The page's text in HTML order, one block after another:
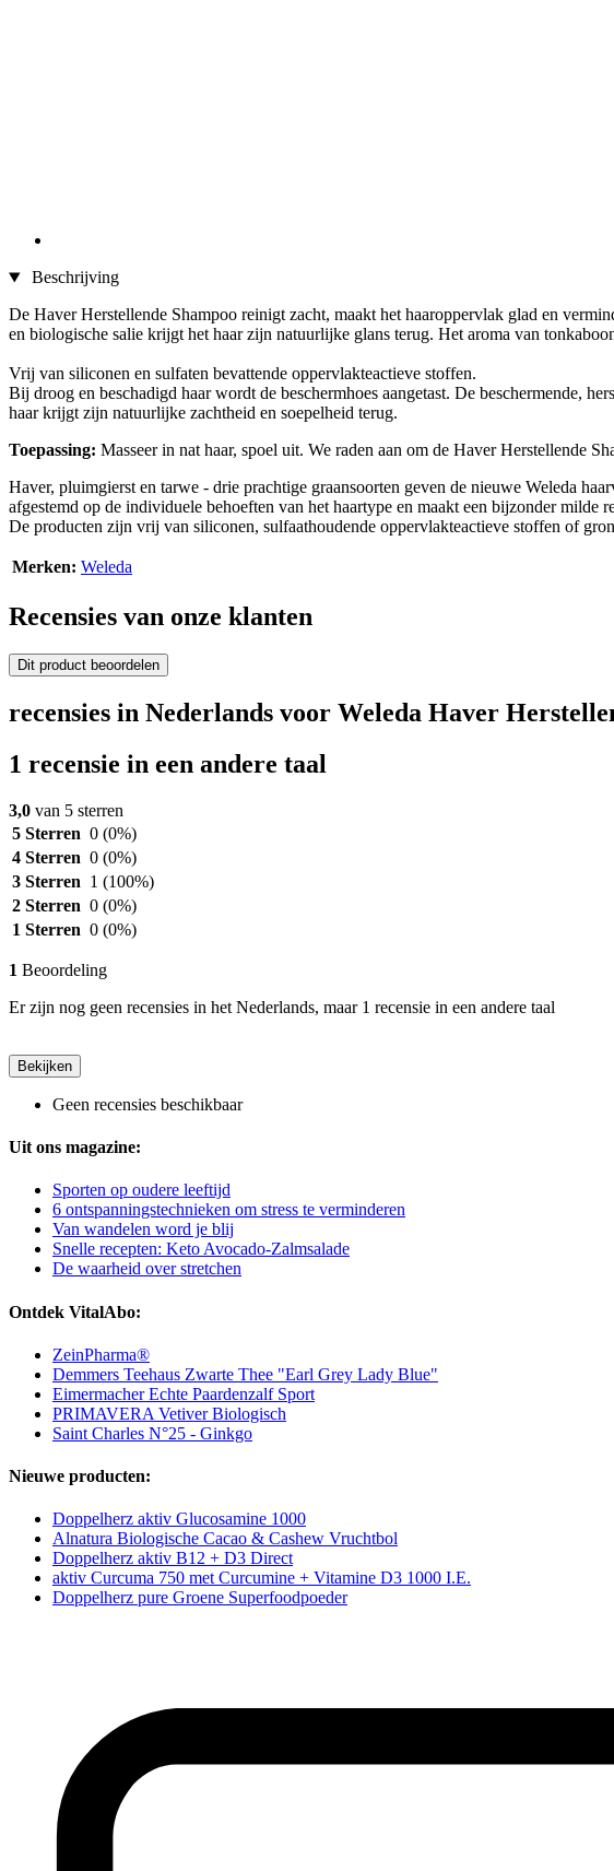
Beschrijving
De Haver Herstellende Shampoo reinigt zacht, maakt het haaroppervlak glad en
en biologische salie krijgt het haar zijn natuurlijke glans terug. Het aroma van
Vrij van siliconen en sulfaten bevattende oppervlakteactieve stoffen.
Bij droog en beschadigd haar wordt de beschermhoes aangetast. De beschermende,
haar krijgt zijn natuurlijke zachtheid en soepelheid terug.
Toepassing: Masseer in nat haar, spoel uit. We raden aan om de Haver Herstellende
Haver, pluimgierst en tarwe - drie prachtige graansoorten geven de nieuwe Weleda
afgestemd op de individuele behoeften van het haartype en maakt een bijzonder
De producten zijn vrij van siliconen, sulfaathoudende oppervlakteactieve stoffen of
Merken: Weleda
Recensies van onze klanten
Dit product beoordelen
recensies in Nederlands voor Weleda Haver
1 recensie in een andere taal
3,0 van 5 sterren
5 Sterren 0 (0%)
4 Sterren 0 (0%)
3 Sterren 1 (100%)
2 Sterren 0 (0%)
1 Sterren 0 (0%)
1 Beoordeling
Er zijn nog geen recensies in het Nederlands, maar 1 recensie in een andere taal
Bekijken
Geen recensies beschikbaar
Uit ons magazine:
Sporten op oudere leeftijd
6 ontspanningstechnieken om stress te verminderen
Van wandelen word je blij
Snelle recepten: Keto Avocado-Zalmsalade
De waarheid over stretchen
Ontdek VitalAbo:
ZeinPharma®
Demmers Teehaus Zwarte Thee "Earl Grey Lady Blue"
Eimermacher Echte Paardenzalf Sport
PRIMAVERA Vetiver Biologisch
Saint Charles N°25 - Ginkgo
Nieuwe producten:
Doppelherz aktiv Glucosamine 1000
Alnatura Biologische Cacao & Cashew Vruchtbol
Doppelherz aktiv B12 + D3 Direct
aktiv Curcuma 750 met Curcumine + Vitamine D3 1000 I.E.
Doppelherz pure Groene Superfoodpoeder